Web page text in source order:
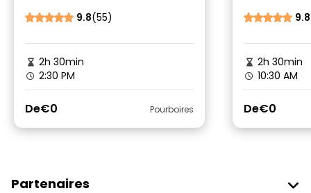
9.8(55)
2h 30min
2:30 PM
De€0 Pourboires
de
9.8
2h 30min
10:30 AM
De€0
Partenaires